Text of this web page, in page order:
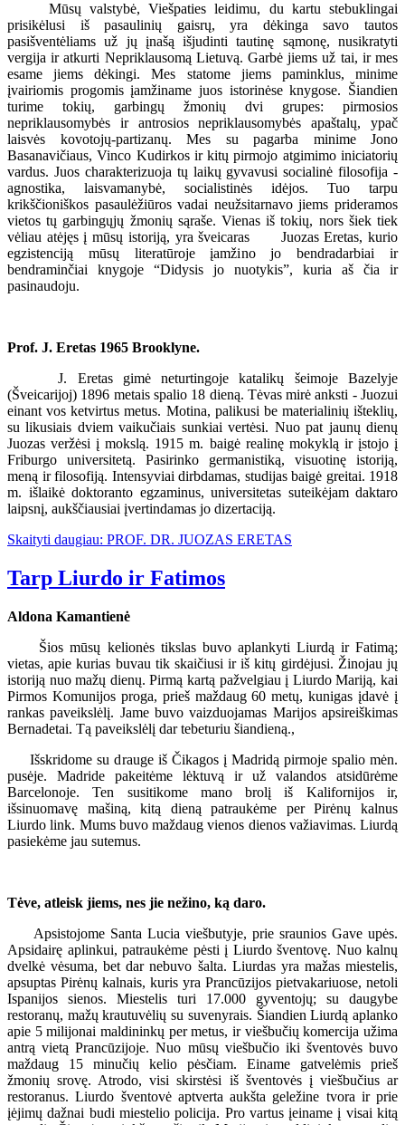
Mūsų valstybė, Viešpaties leidimu, du kartu stebuklingai
prisikėlusi iš pasaulinių gaisrų, yra dėkinga savo tautos
pasišventėliams už jų įnašą išjudinti tautinę sąmonę, nusikratyti
vergija ir atkurti Nepriklausomą Lietuvą. Garbė jiems už tai, ir mes
esame jiems dėkingi. Mes statome jiems paminklus, minime
įvairiomis progomis įamžiname juos istorinėse knygose. Šiandien
turime tokių, garbingų žmonių dvi grupes: pirmosios
nepriklausomybės ir antrosios nepriklausomybės apaštalų, ypač
laisvės kovotojų-partizanų. Mes su pagarba minime Jono
Basanavičiaus, Vinco Kudirkos ir kitų pirmojo atgimimo iniciatorių
vardus. Juos charakterizuoja tų laikų gyvavusi socialinė filosofija -
agnostika, laisvamanybė, socialistinės idėjos. Tuo tarpu
krikščioniškos pasaulėžiūros vadai neužsitarnavo jiems prideramos
vietos tų garbingųjų žmonių sąraše. Vienas iš tokių, nors šiek tiek
vėliau atėjęs į mūsų istoriją, yra šveicaras Juozas Eretas, kurio
egzistenciją mūsų literatūroje įamžino jo bendradarbiai ir
bendraminčiai knygoje “Didysis jo nuotykis”, kuria aš čia ir
pasinaudoju.
Prof. J. Eretas 1965 Brooklyne.
J. Eretas gimė neturtingoje katalikų šeimoje Bazelyje
(Šveicarijoj) 1896 metais spalio 18 dieną. Tėvas mirė anksti - Juozui
einant vos ketvirtus metus. Motina, palikusi be materialinių išteklių,
su likusiais dviem vaikučiais sunkiai vertėsi. Nuo pat jaunų dienų
Juozas veržėsi į mokslą. 1915 m. baigė realinę mokyklą ir įstojo į
Friburgo universitetą. Pasirinko germanistiką, visuotinę istoriją,
meną ir filosofiją. Intensyviai dirbdamas, studijas baigė greitai. 1918
m. išlaikė doktoranto egzaminus, universitetas suteikėjam daktaro
laipsnį, aukščiausiai įvertindamas jo dizertaciją.
Skaityti daugiau: PROF. DR. JUOZAS ERETAS
Tarp Liurdo ir Fatimos
Aldona Kamantienė
Šios mūsų kelionės tikslas buvo aplankyti Liurdą ir Fatimą;
vietas, apie kurias buvau tik skaičiusi ir iš kitų girdėjusi. Žinojau jų
istoriją nuo mažų dienų. Pirmą kartą pažvelgiau į Liurdo Mariją, kai
Pirmos Komunijos proga, prieš maždaug 60 metų, kunigas įdavė į
rankas paveikslėlį. Jame buvo vaizduojamas Marijos apsireiškimas
Bernadetai. Tą paveikslėlį dar tebeturiu šiandieną.,
Išskridome su drauge iš Čikagos į Madridą pirmoje spalio mėn.
pusėje. Madride pakeitėme lėktuvą ir už valandos atsidūrėme
Barcelonoje. Ten susitikome mano brolį iš Kalifornijos ir,
išsinuomavę mašiną, kitą dieną patraukėme per Pirėnų kalnus
Liurdo link. Mums buvo maždaug vienos dienos važiavimas. Liurdą
pasiekėme jau sutemus.
Tėve, atleisk jiems, nes jie nežino, ką daro.
Apsistojome Santa Lucia viešbutyje, prie sraunios Gave upės.
Apsidairę aplinkui, patraukėme pėsti į Liurdo šventovę. Nuo kalnų
dvelkė vėsuma, bet dar nebuvo šalta. Liurdas yra mažas miestelis,
apsuptas Pirėnų kalnais, kuris yra Prancūzijos pietvakariuose, netoli
Ispanijos sienos. Miestelis turi 17.000 gyventojų; su daugybe
restoranų, mažų krautuvėlių su suvenyrais. Šiandien Liurdą aplanko
apie 5 milijonai maldininkų per metus, ir viešbučių komercija užima
antrą vietą Prancūzijoje. Nuo mūsų viešbučio iki šventovės buvo
maždaug 15 minučių kelio pėsčiam. Einame gatvelėmis prieš
žmonių srovę. Atrodo, visi skirstėsi iš šventovės į viešbučius ar
restoranus. Liurdo šventovė aptverta aukšta geležine tvora ir prie
įėjimų dažnai budi miestelio policija. Pro vartus įeiname į visai kitą